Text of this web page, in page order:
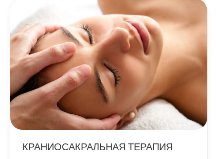
КРАНИОСАКРАЛЬНАЯ ТЕРАПИЯ